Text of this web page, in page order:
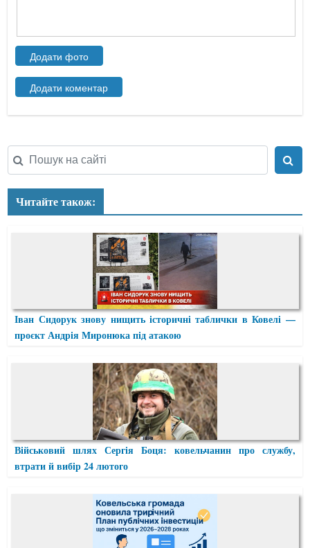
Читайте також:
Іван Сидорук знову нищить історичні таблички в Ковелі —
проєкт Андрія Миронюка під атакою
Військовий шлях Сергія Боця: ковельчанин про службу,
втрати й вибір 24 лютого